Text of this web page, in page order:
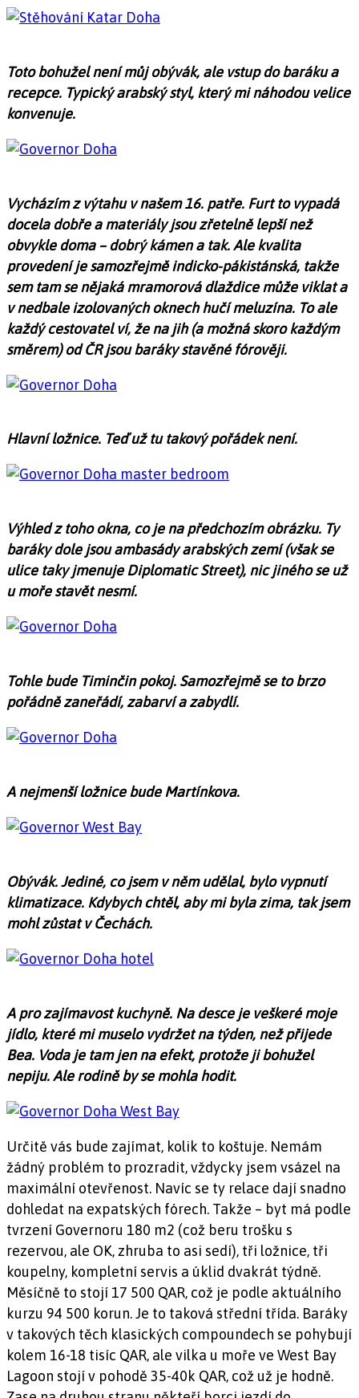
Toto bohužel není můj obývák, ale vstup do baráku a
recepce. Typický arabský styl, který mi náhodou velice
konvenuje.
Vycházím z výtahu v našem 16. patře. Furt to vypadá
docela dobře a materiály jsou zřetelně lepší než
obvykle doma – dobrý kámen a tak. Ale kvalita
provedení je samozřejmě indicko-pákistánská, takže
sem tam se nějaká mramorová dlaždice může viklat a
v nedbale izolovaných oknech hučí meluzína. To ale
každý cestovatel ví, že na jih (a možná skoro každým
směrem) od ČR jsou baráky stavěné fórověji.
Hlavní ložnice. Teď už tu takový pořádek není.
Výhled z toho okna, co je na předchozím obrázku. Ty
baráky dole jsou ambasády arabských zemí (však se
ulice taky jmenuje Diplomatic Street), nic jiného se už
u moře stavět nesmí.
Tohle bude Timinčin pokoj. Samozřejmě se to brzo
pořádně zaneřádí, zabarví a zabydlí.
A nejmenší ložnice bude Martínkova.
Obývák. Jediné, co jsem v něm udělal, bylo vypnutí
klimatizace. Kdybych chtěl, aby mi byla zima, tak jsem
mohl zůstat v Čechách.
A pro zajímavost kuchyně. Na desce je veškeré moje
jídlo, které mi muselo vydržet na týden, než přijede
Bea. Voda je tam jen na efekt, protože ji bohužel
nepiju. Ale rodině by se mohla hodit.
Určitě vás bude zajímat, kolik to koštuje. Nemám
žádný problém to prozradit, vždycky jsem vsázel na
maximální otevřenost. Navíc se ty relace dají snadno
dohledat na expatských fórech. Takže – byt má podle
tvrzení Governoru 180 m2 (což beru trošku s
rezervou, ale OK, zhruba to asi sedí), tři ložnice, tři
koupelny, kompletní servis a úklid dvakrát týdně.
Měsíčně to stojí 17 500 QAR, což je podle aktuálního
kurzu 94 500 korun. Je to taková střední třída. Baráky
v takových těch klasických compoundech se pohybují
kolem 16-18 tisíc QAR, ale vilka u moře ve West Bay
Lagoon stojí v pohodě 35-40k QAR, což už je hodně.